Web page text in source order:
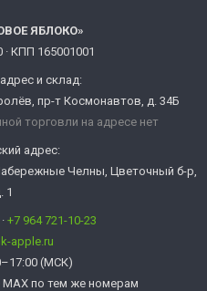
ЯБЛОКО»
КПП 165001001
и склад:
пр-т Космонавтов, д. 34Б
торговли на адресе нет
адрес:
Челны, Цветочный б-р,
1
· +7 964 721-10-23
apple.ru
(МСК)
по тем же номерам